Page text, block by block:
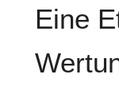
Eine